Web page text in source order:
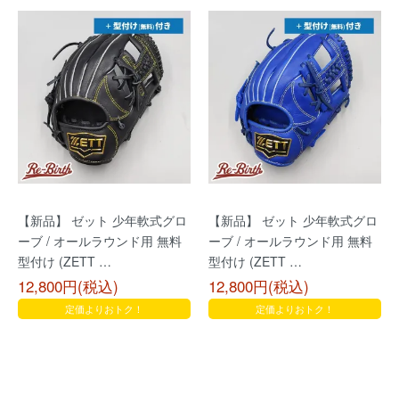
【新品】 ゼット 少年軟式グロ
ーブ / オールラウンド用 無料
型付け (ZETT …
12,800円(税込)
定価よりおトク！
【新品】 ゼット 少年軟式グロ
ーブ / オールラウンド用 無料
型付け (ZETT …
12,800円(税込)
定価よりおトク！